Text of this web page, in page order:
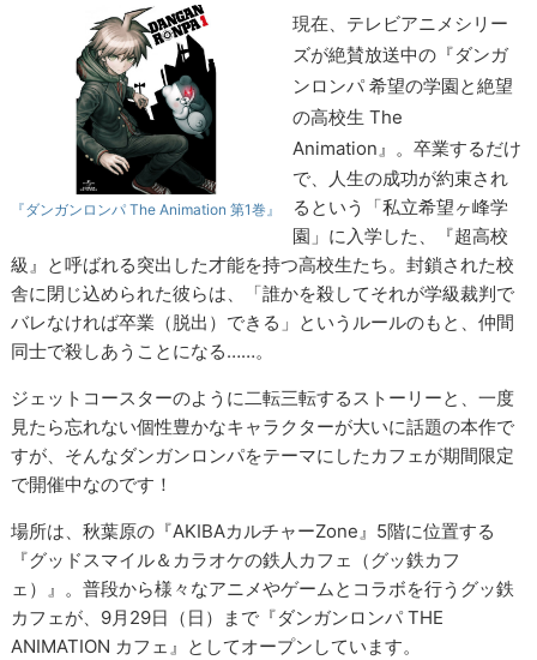
『ダンガンロンパ The Animation 第1巻』
現在、テレビアニメシリー
ズが絶賛放送中の『ダンガ
ンロンパ 希望の学園と絶望
の高校生 The
Animation』。卒業するだけ
で、人生の成功が約束され
るという「私立希望ヶ峰学
園」に入学した、『超高校
級』と呼ばれる突出した才能を持つ高校生たち。封鎖された校
舎に閉じ込められた彼らは、「誰かを殺してそれが学級裁判で
バレなければ卒業（脱出）できる」というルールのもと、仲間
同士で殺しあうことになる……。
ジェットコースターのように二転三転するストーリーと、一度
見たら忘れない個性豊かなキャラクターが大いに話題の本作で
すが、そんなダンガンロンパをテーマにしたカフェが期間限定
で開催中なのです！
場所は、秋葉原の『AKIBAカルチャーZone』5階に位置する
『グッドスマイル＆カラオケの鉄人カフェ（グッ鉄カフ
ェ）』。普段から様々なアニメやゲームとコラボを行うグッ鉄
カフェが、9月29日（日）まで『ダンガンロンパ THE
ANIMATION カフェ』としてオープンしています。